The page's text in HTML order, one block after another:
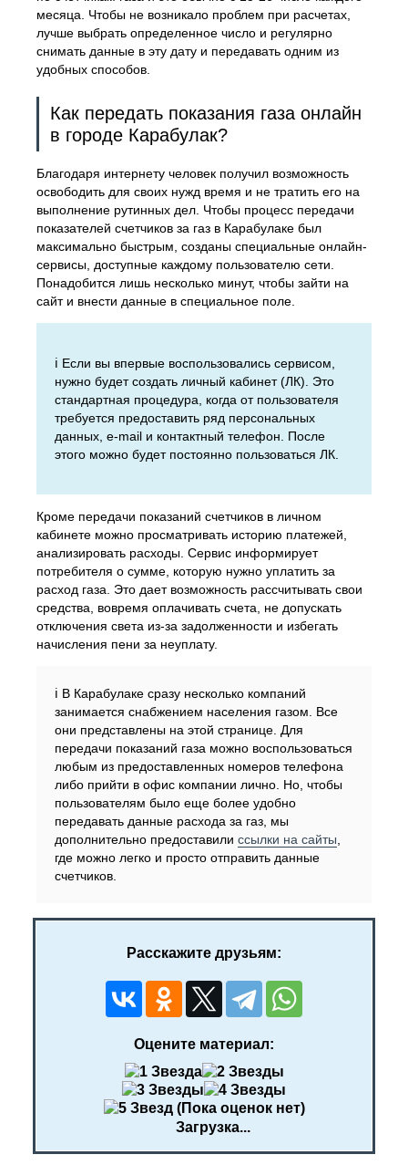
месяца. Чтобы не возникало проблем при расчетах,
лучше выбрать определенное число и регулярно
снимать данные в эту дату и передавать одним из
удобных способов.
Как передать показания газа онлайн
в городе Карабулак?
Благодаря интернету человек получил возможность
освободить для своих нужд время и не тратить его на
выполнение рутинных дел. Чтобы процесс передачи
показателей счетчиков за газ в Карабулаке был
максимально быстрым, созданы специальные онлайн-
сервисы, доступные каждому пользователю сети.
Понадобится лишь несколько минут, чтобы зайти на
сайт и внести данные в специальное поле.
ℹ️ Если вы впервые воспользовались сервисом,
нужно будет создать личный кабинет (ЛК). Это
стандартная процедура, когда от пользователя
требуется предоставить ряд персональных
данных, e-mail и контактный телефон. После
этого можно будет постоянно пользоваться ЛК.
Кроме передачи показаний счетчиков в личном
кабинете можно просматривать историю платежей,
анализировать расходы. Сервис информирует
потребителя о сумме, которую нужно уплатить за
расход газа. Это дает возможность рассчитывать свои
средства, вовремя оплачивать счета, не допускать
отключения света из-за задолженности и избегать
начисления пени за неуплату.
ℹ️ В Карабулаке сразу несколько компаний
занимается снабжением населения газом. Все
они представлены на этой странице. Для
передачи показаний газа можно воспользоваться
любым из предоставленных номеров телефона
либо прийти в офис компании лично. Но, чтобы
пользователям было еще более удобно
передавать данные расхода за газ, мы
дополнительно предоставили ссылки на сайты
где можно легко и просто отправить данные
счетчиков.
Расскажите друзьям:
Оцените материал:
(Пока оценок нет)
Загрузка...